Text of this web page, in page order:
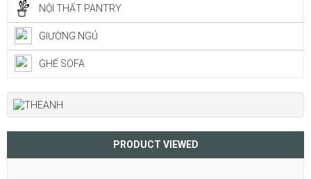
NỘI THẤT PANTRY
GIƯỜNG NGỦ
GHẾ SOFA
PRODUCT VIEWED